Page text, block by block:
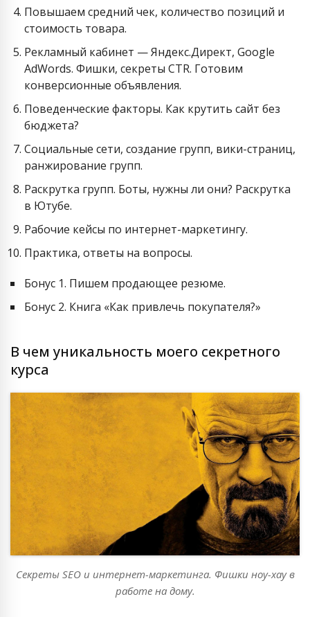
Повышаем средний чек, количество позиций и
стоимость товара.
Рекламный кабинет — Яндекс.Директ, Google
AdWords. Фишки, секреты CTR. Готовим
конверсионные объявления.
Поведенческие факторы. Как крутить сайт без
бюджета?
Социальные сети, создание групп, вики-страниц,
ранжирование групп.
Раскрутка групп. Боты, нужны ли они? Раскрутка
в Ютубе.
Рабочие кейсы по интернет-маркетингу.
Практика, ответы на вопросы.
Бонус 1. Пишем продающее резюме.
Бонус 2. Книга «Как привлечь покупателя?»
В чем уникальность моего секретного
курса
Секреты SEO и интернет-маркетинга. Фишки ноу-хау в
работе на дому.